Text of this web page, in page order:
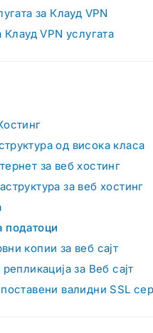
за Клауд VPN
VPN услугата
од висока класа
за веб хостинг
за веб хостинг
податоци
копии за веб сајт
за Веб сајт
валидни SSL